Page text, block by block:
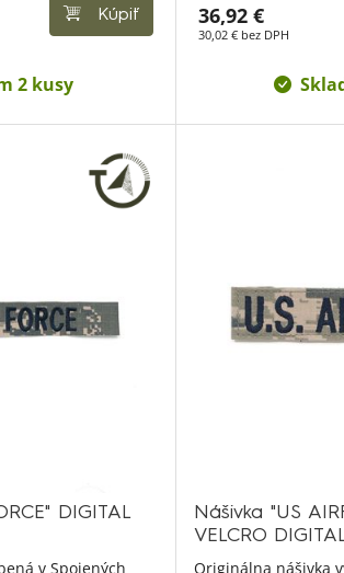
Kúpiť
2 kusy
36,92 €
30,02 € bez DPH
DIGITAL
v Spojených
Nášivka "US
VELCRO
Originálna nášivka